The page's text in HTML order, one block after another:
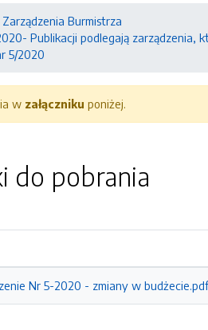
Zarządzenia Burmistrza
Publikacji podlegają zarządzenia,
5/2020
w załączniku poniżej.
do pobrania
Nr 5-2020 - zmiany w